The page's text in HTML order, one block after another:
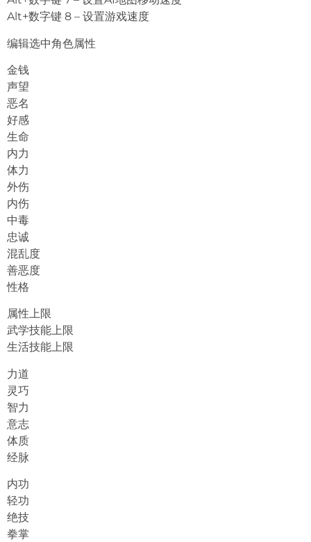
Alt+数字键 8 – 设置游戏速度
编辑选中角色属性
金钱
声望
恶名
好感
生命
内力
体力
外伤
内伤
中毒
忠诚
混乱度
善恶度
性格
属性上限
武学技能上限
生活技能上限
力道
灵巧
智力
意志
体质
经脉
内功
轻功
绝技
拳掌